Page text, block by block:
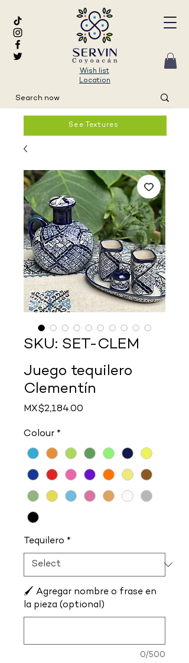
Wish list
Location
See Textures
SKU: SET-CLEM
Juego tequilero
Clementín
MX$2,184.00
Colour *
Tequilero *
🖌️ Agregar nombre o frase en
la pieza (optional)
0/500